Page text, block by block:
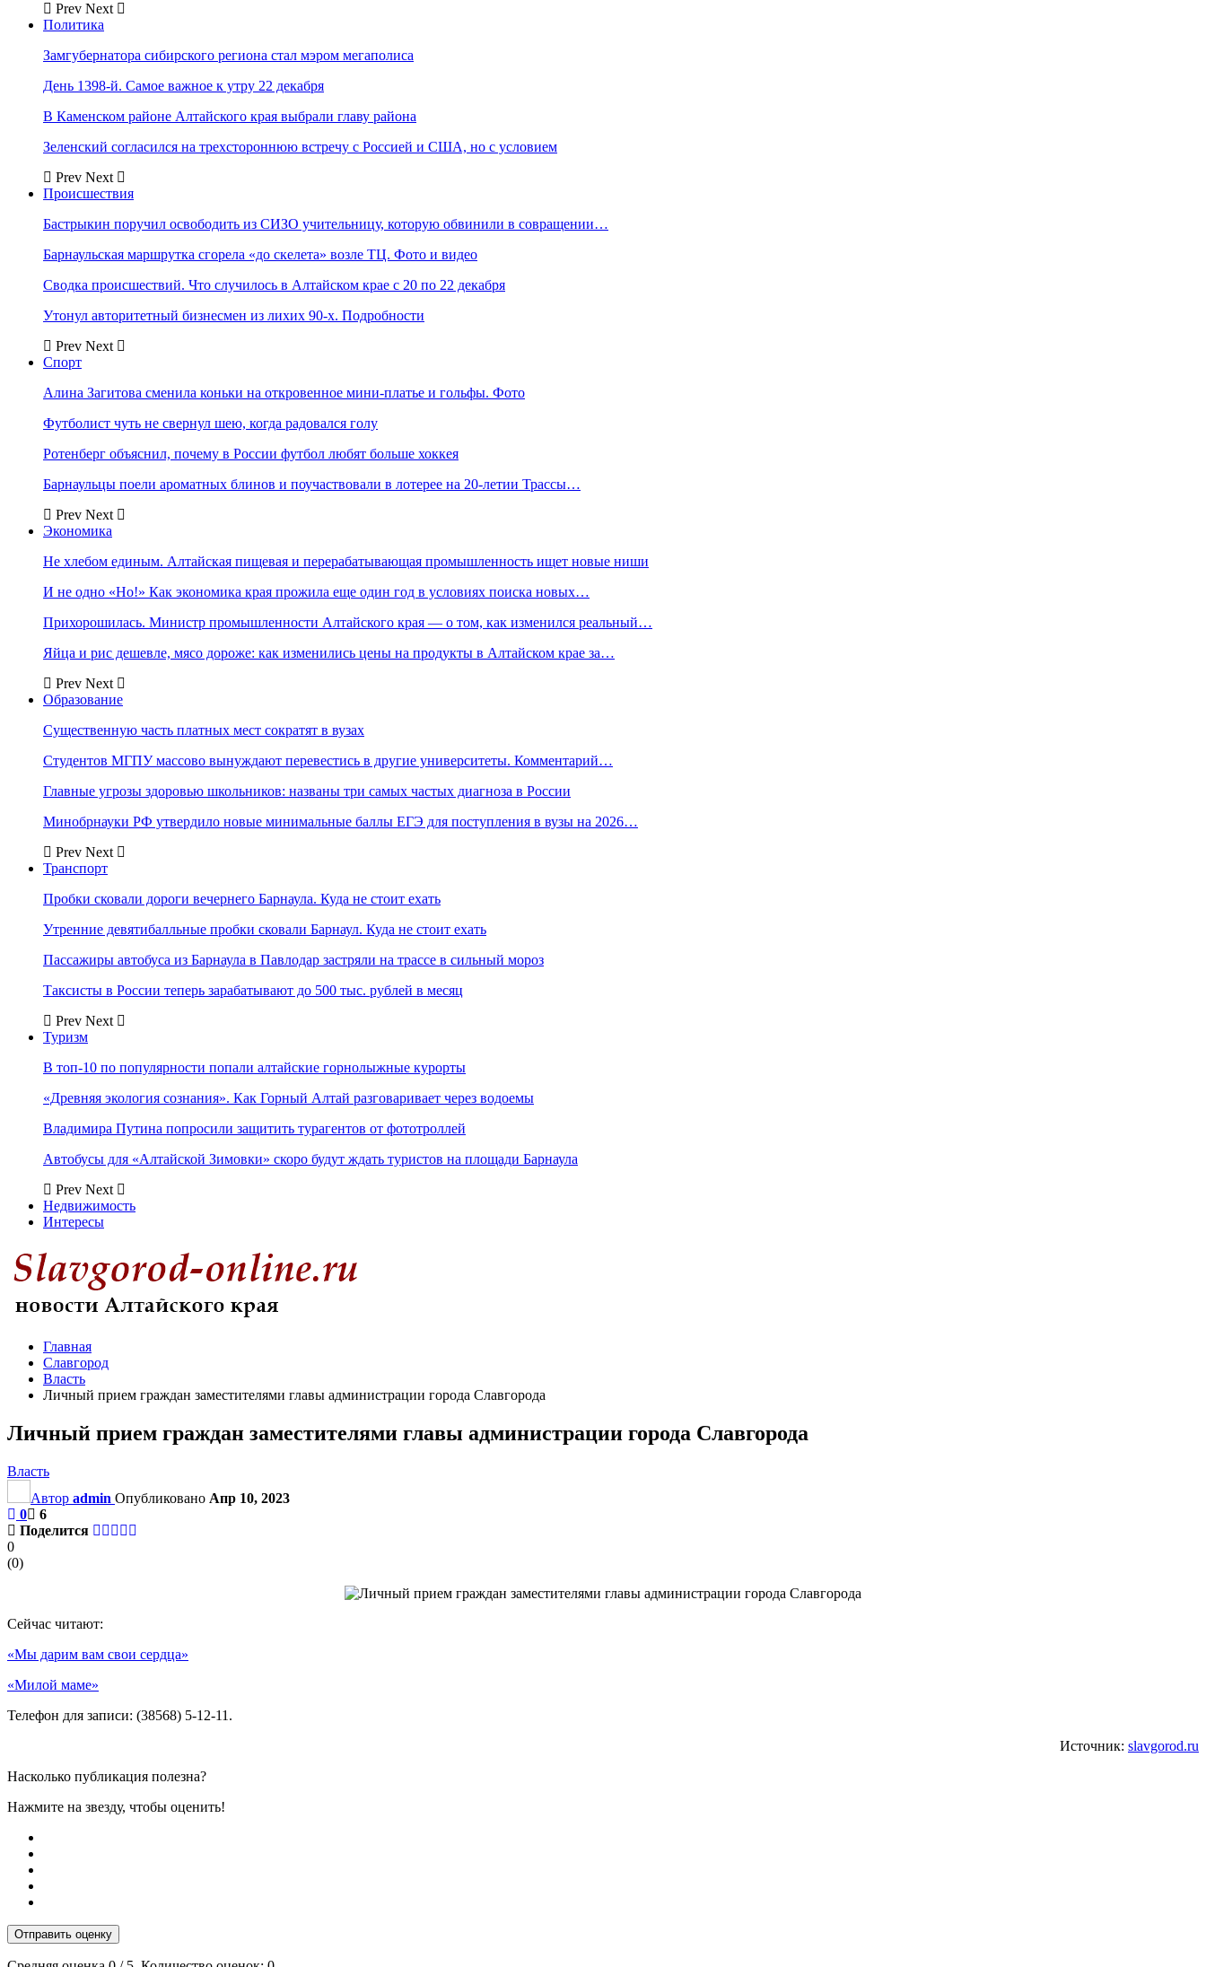
Prev Next
Политика
Замгубернатора сибирского региона стал мэром мегаполиса
День 1398-й. Самое важное к утру 22 декабря
В Каменском районе Алтайского края выбрали главу района
Зеленский согласился на трехстороннюю встречу с Россией и США, но с условием
Prev Next
Происшествия
Бастрыкин поручил освободить из СИЗО учительницу, которую обвинили в совращении…
Барнаульская маршрутка сгорела «до скелета» возле ТЦ. Фото и видео
Сводка происшествий. Что случилось в Алтайском крае с 20 по 22 декабря
Утонул авторитетный бизнесмен из лихих 90-х. Подробности
Prev Next
Спорт
Алина Загитова сменила коньки на откровенное мини-платье и гольфы. Фото
Футболист чуть не свернул шею, когда радовался голу
Ротенберг объяснил, почему в России футбол любят больше хоккея
Барнаульцы поели ароматных блинов и поучаствовали в лотерее на 20-летии Трассы…
Prev Next
Экономика
Не хлебом единым. Алтайская пищевая и перерабатывающая промышленность ищет новые ниши
И не одно «Но!» Как экономика края прожила еще один год в условиях поиска новых…
Прихорошилась. Министр промышленности Алтайского края — о том, как изменился реальный…
Яйца и рис дешевле, мясо дороже: как изменились цены на продукты в Алтайском крае за…
Prev Next
Образование
Существенную часть платных мест сократят в вузах
Студентов МГПУ массово вынуждают перевестись в другие университеты. Комментарий…
Главные угрозы здоровью школьников: названы три самых частых диагноза в России
Минобрнауки РФ утвердило новые минимальные баллы ЕГЭ для поступления в вузы на 2026…
Prev Next
Транспорт
Пробки сковали дороги вечернего Барнаула. Куда не стоит ехать
Утренние девятибалльные пробки сковали Барнаул. Куда не стоит ехать
Пассажиры автобуса из Барнаула в Павлодар застряли на трассе в сильный мороз
Таксисты в России теперь зарабатывают до 500 тыс. рублей в месяц
Prev Next
Туризм
В топ-10 по популярности попали алтайские горнолыжные курорты
«Древняя экология сознания». Как Горный Алтай разговаривает через водоемы
Владимира Путина попросили защитить турагентов от фототроллей
Автобусы для «Алтайской Зимовки» скоро будут ждать туристов на площади Барнаула
Prev Next
Недвижимость
Интересы
Главная
Славгород
Власть
Личный прием граждан заместителями главы администрации города Славгорода
Личный прием граждан заместителями главы администрации города Славгорода
Власть
Автор admin Опубликовано Апр 10, 2023
0
6
Поделится
0
(0)
Сейчас читают:
«Мы дарим вам свои сердца»
«Милой маме»
Телефон для записи: (38568) 5-12-11.
Источник: slavgorod.ru
Насколько публикация полезна?
Нажмите на звезду, чтобы оценить!
Отправить оценку